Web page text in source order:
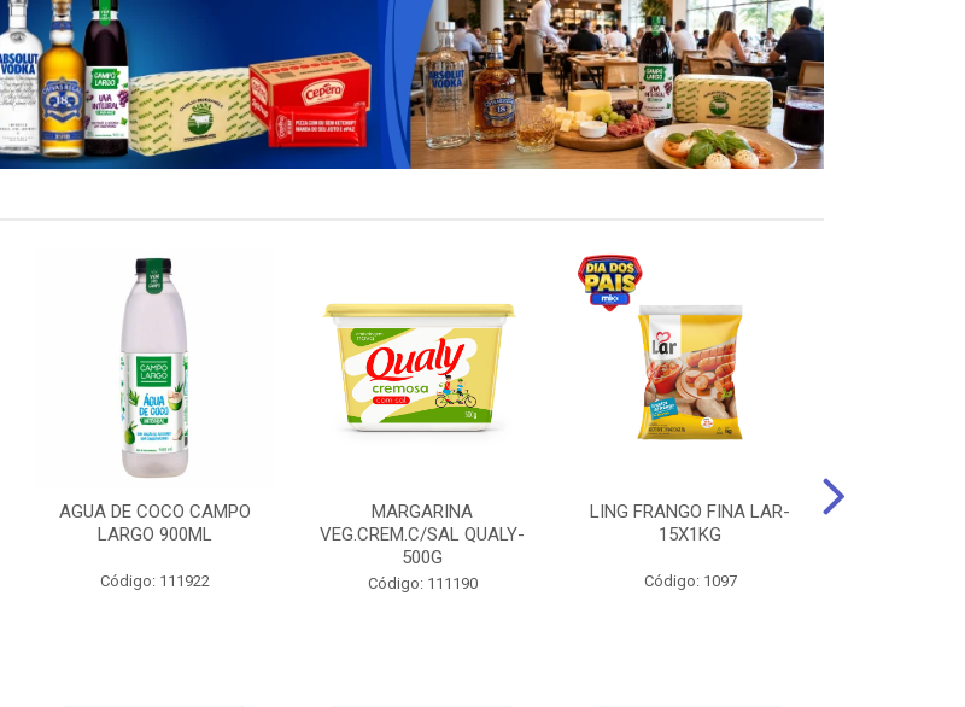
AGUA DE COCO CAMPO
LARGO 900ML
Código: 111922
MARGARINA
VEG.CREM.C/SAL QUALY-
500G
Código: 111190
LING FRANGO FINA LAR-
15X1KG
Código: 1097